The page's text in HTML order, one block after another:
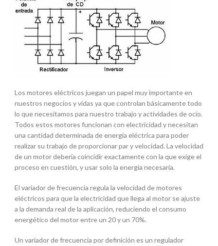
Los motores eléctricos juegan un papel muy importante en
nuestros negocios y vidas ya que controlan básicamente todo
lo que necesitamos para nuestro trabajo y actividades de ocio.
Todos estos motores funcionan con electricidad y necesitan
una cantidad determinada de energía eléctrica para poder
realizar su trabajo de proporcionar par y velocidad. La velocidad
de un motor debería coincidir exactamente con la que exige el
proceso en cuestión, y usar solo la energía necesaria.
El variador de frecuencia regula la velocidad de motores
eléctricos para que la electricidad que llega al motor se ajuste
a la demanda real de la aplicación, reduciendo el consumo
energético del motor entre un 20 y un 70%.
Un variador de frecuencia por definición es un regulador